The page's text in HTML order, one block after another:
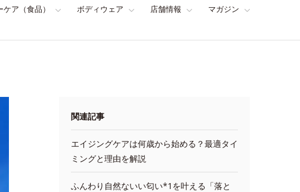
ア（食品） ボディウェア 店舗情報 マガジン
関連記事
エイジングケアは何歳から始める？最適タイ
ミングと理由を解説
ふんわり自然ないい匂い*1を叶える「落と